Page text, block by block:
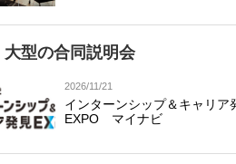
大型の合同説明会
2026/11/21
インターンシップ＆キャリア
EXPO マイナビ